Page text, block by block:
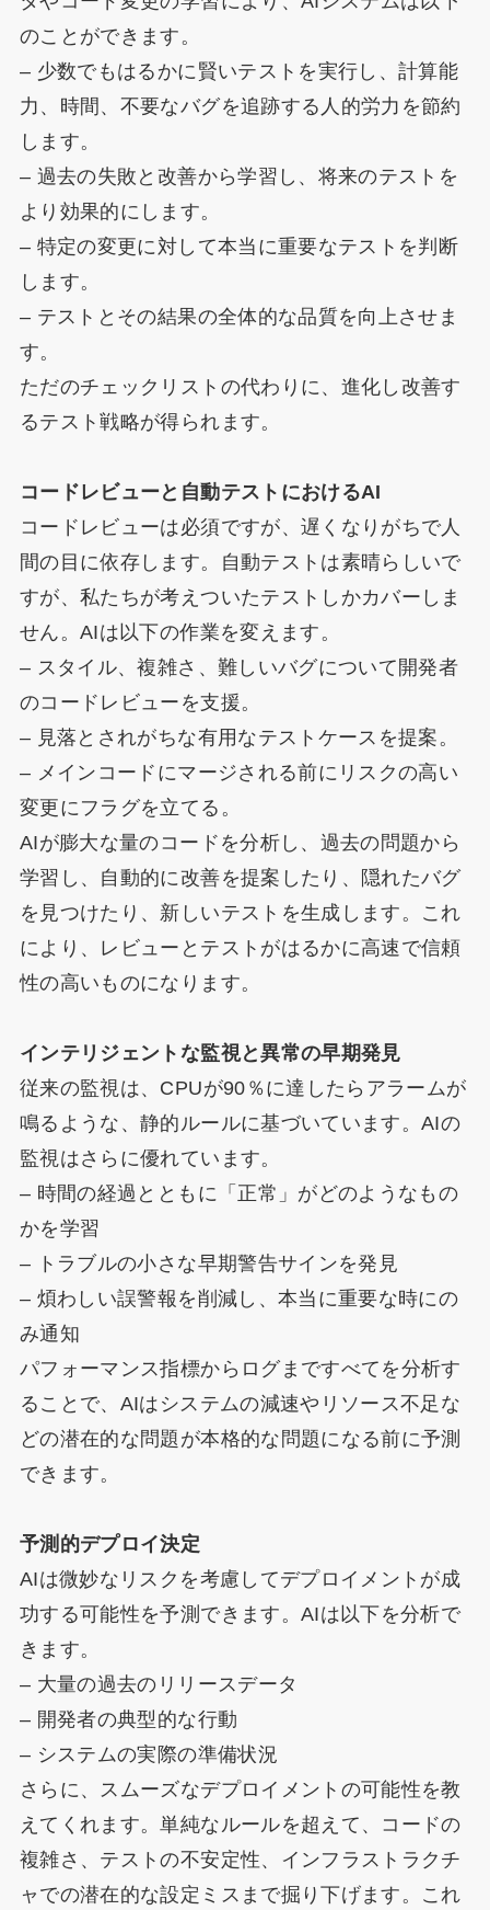
のことができます。
– 少数でもはるかに賢いテストを実行し、計算能
力、時間、不要なバグを追跡する人的労力を節約
します。
– 過去の失敗と改善から学習し、将来のテストを
より効果的にします。
– 特定の変更に対して本当に重要なテストを判断
します。
– テストとその結果の全体的な品質を向上させま
す。
ただのチェックリストの代わりに、進化し改善す
るテスト戦略が得られます。
コードレビューと自動テストにおけるAI
コードレビューは必須ですが、遅くなりがちで人
間の目に依存します。自動テストは素晴らしいで
すが、私たちが考えついたテストしかカバーしま
せん。AIは以下の作業を変えます。
– スタイル、複雑さ、難しいバグについて開発者
のコードレビューを支援。
– 見落とされがちな有用なテストケースを提案。
– メインコードにマージされる前にリスクの高い
変更にフラグを立てる。
AIが膨大な量のコードを分析し、過去の問題から
学習し、自動的に改善を提案したり、隠れたバグ
を見つけたり、新しいテストを生成します。これ
により、レビューとテストがはるかに高速で信頼
性の高いものになります。
インテリジェントな監視と異常の早期発見
従来の監視は、CPUが90％に達したらアラームが
鳴るような、静的ルールに基づいています。AIの
監視はさらに優れています。
– 時間の経過とともに「正常」がどのようなもの
かを学習
– トラブルの小さな早期警告サインを発見
– 煩わしい誤警報を削減し、本当に重要な時にの
み通知
パフォーマンス指標からログまですべてを分析す
ることで、AIはシステムの減速やリソース不足な
どの潜在的な問題が本格的な問題になる前に予測
できます。
予測的デプロイ決定
AIは微妙なリスクを考慮してデプロイメントが成
功する可能性を予測できます。AIは以下を分析で
きます。
– 大量の過去のリリースデータ
– 開発者の典型的な行動
– システムの実際の準備状況
さらに、スムーズなデプロイメントの可能性を教
えてくれます。単純なルールを超えて、コードの
複雑さ、テストの不安定性、インフラストラクチ
ャでの潜在的な設定ミスまで掘り下げます。これ